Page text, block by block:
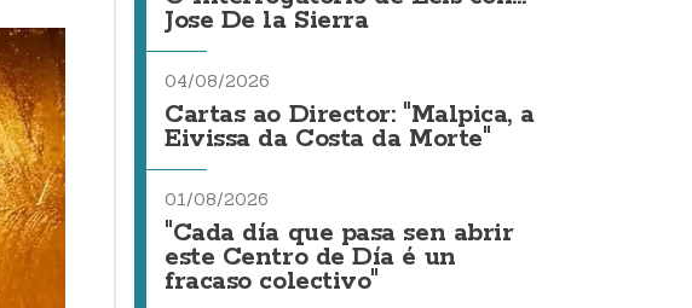
Jose De la Sierra
04/08/2026
Cartas ao Director: "Malpica, a
Eivissa da Costa da Morte"
01/08/2026
"Cada día que pasa sen abrir
este Centro de Día é un
fracaso colectivo"